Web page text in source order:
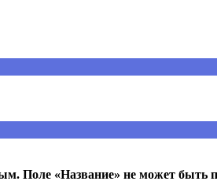
Поле «Название» не может